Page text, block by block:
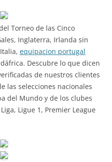
Torneo de las Cinco
Inglaterra, Irlanda sin
equipacion portugal
Descubre lo que dicen
de nuestros clientes
las selecciones nacionales
del Mundo y de los clubes
Ligue 1, Premier League